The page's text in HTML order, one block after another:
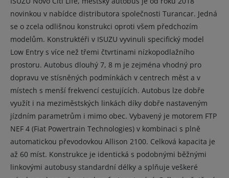
novinkou v nabídce distributora společnosti Turancar. Jedná
se o zcela odlišnou konstrukci oproti všem předchozím
modelům. Konstruktéři v ISUZU vyvinuli specifický model
Low Entry s více než třemi čtvrtinami nízkopodlažního
prostoru. Autobus dlouhý 7, 8 m je zejména vhodný pro
dopravu ve stísněných podmínkách v centrech měst a v
místech s menší frekvencí cestujících. Autobus lze dobře
využít i na meziměstských linkách díky dobře nastaveným
jízdním parametrům i mimo obec. Vybavený je motorem FTP
NEF 4 (Fiat Powertrain Technologies) v kombinaci s plně
automatickou převodovkou Allison 2100. Celková kapacita je
až 60 míst. Konstrukce je identická s podobnými běžnými
linkovými autobusy standardní délky a splňuje veškeré